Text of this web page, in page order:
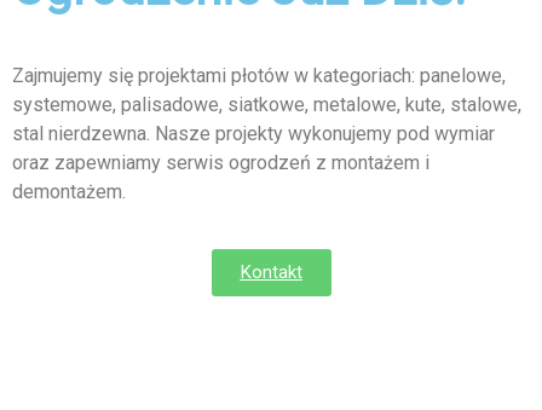
Zajmujemy się projektami płotów w kategoriach: panelowe,
systemowe, palisadowe, siatkowe, metalowe, kute, stalowe,
stal nierdzewna. Nasze projekty wykonujemy pod wymiar
oraz zapewniamy serwis ogrodzeń z montażem i
demontażem.
Kontakt